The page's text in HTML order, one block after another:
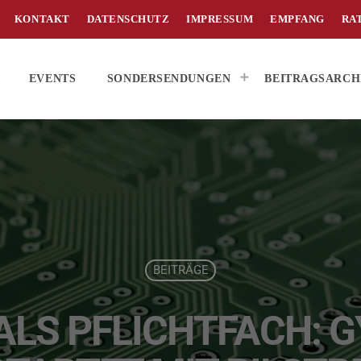
KONTAKT DATENSCHUTZ IMPRESSUM EMPFANG
EVENTS SONDERSENDUNGEN
BEITRÄGE
PFLICHTFACH: